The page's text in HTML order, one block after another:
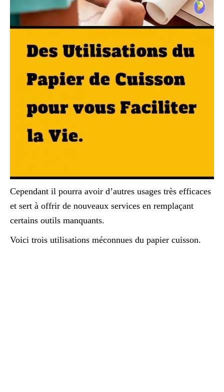
Cependant il pourra avoir d’autres usages très efficaces
et sert à offrir de nouveaux services en remplaçant
certains outils manquants.
Voici trois utilisations méconnues du papier cuisson.